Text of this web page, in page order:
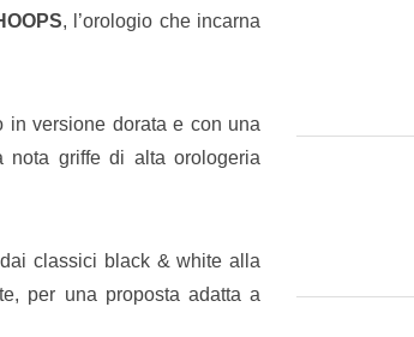
, l’orologio che incarna
in versione dorata e con una
griffe di alta orologeria
classici black & white alla
per una proposta adatta a